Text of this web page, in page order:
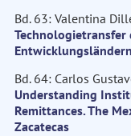
Bd. 63: Valentina
Entwicklungsländern
Bd. 64: Carlos
Understanding
Remittances. The
Zacatecas